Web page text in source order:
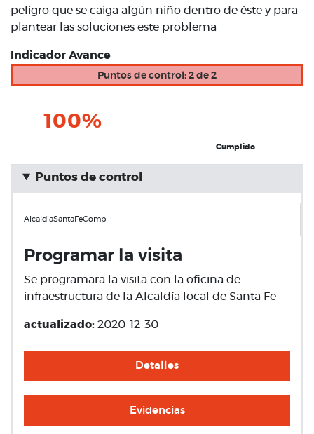
peligro que se caiga algún niño dentro de éste y para
plantear las soluciones este problema
Indicador Avance
Puntos de control: 2 de 2
100%
Cumplido
Puntos de control
AlcaldiaSantaFeComp
Programar la visita
Se programara la visita con la oficina de
infraestructura de la Alcaldía local de Santa Fe
actualizado: 2020-12-30
Detalles
Evidencias